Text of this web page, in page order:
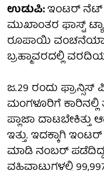
ಉಡುಪಿ:ಇಂಟರ್ ನೆಟ್
ಮುಖಾಂತರ ಫಾಸ್ಟ್
ರೂಪಾಯಿ
ಬ್ರಹ್ಮಾವರದಲ್ಲಿ
ಜ.29 ರಂದು
ಮಂಗಳೂರಿಗೆ
ಪ್ಲಾಜಾ ದಾಟಬೇಕಿತ್ತು
ಇತ್ತು. ಇದಕ್ಕಾಗಿ
ಮಾಡಿ ನಂಬರ್